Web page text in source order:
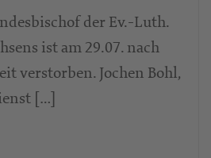
der Ev.-Luth.
ist am 29.07. nach
verstorben. Jochen Bohl,
[…]